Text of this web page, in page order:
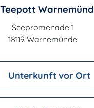
Teepott
Seepromenade 1
18119 Warnemünde
Unterkunft vor Ort